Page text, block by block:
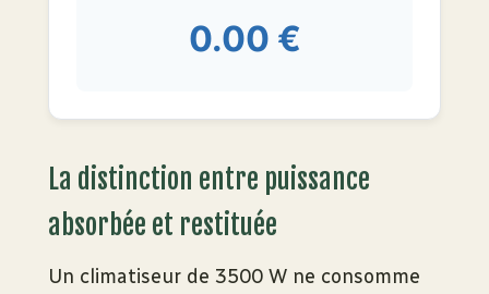
0.00 €
La distinction entre puissance
absorbée et restituée
Un climatiseur de 3500 W ne consomme